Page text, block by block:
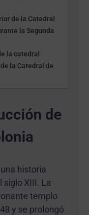
de la Catedral
la Segunda
la catedral
la Catedral de
de
historia
XIII. La
templo
y se prolongó